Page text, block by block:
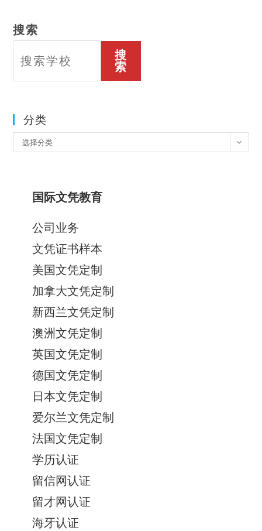
搜索
搜
索
分类
类
选择分类
国际文凭教育
公司业务
文凭证书样本
美国文凭定制
加拿大文凭定制
新西兰文凭定制
澳洲文凭定制
英国文凭定制
德国文凭定制
日本文凭定制
爱尔兰文凭定制
法国文凭定制
学历认证
留信网认证
留才网认证
海牙认证